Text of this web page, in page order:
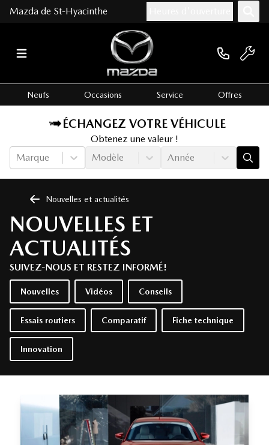
Mazda de St-Hyacinthe
Neufs Occasions Service Offres
ÉCHANGEZ VOTRE VÉHICULE
Obtenez une valeur !
Marque
Modèle Année
Nouvelles et actualités
NOUVELLES ET
ACTUALITÉS
SUIVEZ-NOUS ET RESTEZ INFORMÉ!
Nouvelles Vidéos Conseils
Essais routiers Comparatif Fiche technique
Innovation